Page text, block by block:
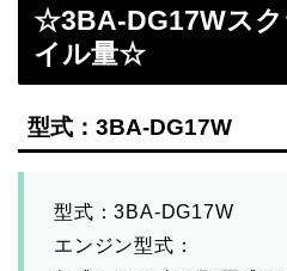
☆3BA-DG17Wス
イル量☆
型式：3BA-DG17W
型式：3BA-DG17W
エンジン型式：